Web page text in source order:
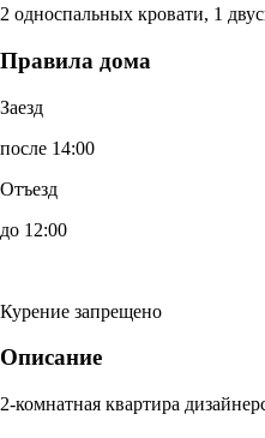
2 односпальных кровати, 1
Правила дома
Заезд
после 14:00
Отъезд
до 12:00
Курение запрещено
Описание
2-комнатная квартира